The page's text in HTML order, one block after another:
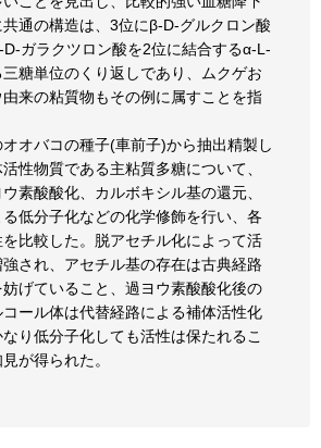
通の構造は、3位にβ-D-グルクロン酸
ガラクツロン酸を2位に結合するα-L-
糖単位のくり返しであり、ムクゲお
来の粘質物もその例に属すことを指
オバコの種子(車前子)から抽出精製し
性物質である主粘質多糖について、
素酸酸化、カルボキシル基の還元、
低分子化などの化学修飾を行い、各
比較した。脱アセチル化によって活
され、アセチル基の存在は古典経路
げていること、過ヨウ素酸酸化後の
ール体は代替経路による補体活性化
り低分子化しても活性は保たれるこ
が得られた。